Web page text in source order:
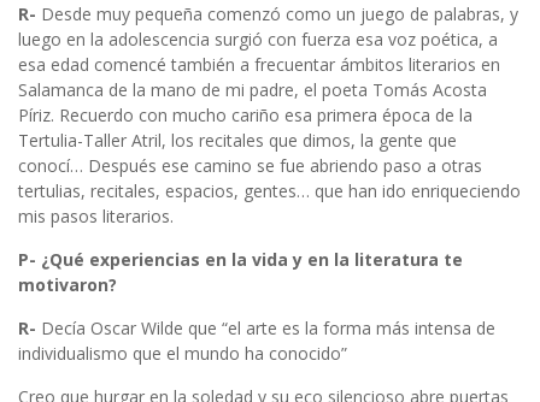
R- Desde muy pequeña comenzó como un juego de palabras, y
luego en la adolescencia surgió con fuerza esa voz poética, a
esa edad comencé también a frecuentar ámbitos literarios en
Salamanca de la mano de mi padre, el poeta Tomás Acosta
Píriz. Recuerdo con mucho cariño esa primera época de la
Tertulia-Taller Atril, los recitales que dimos, la gente que
conocí… Después ese camino se fue abriendo paso a otras
tertulias, recitales, espacios, gentes… que han ido enriqueciendo
mis pasos literarios.
P- ¿Qué experiencias en la vida y en la literatura te
motivaron?
R- Decía Oscar Wilde que “el arte es la forma más intensa de
individualismo que el mundo ha conocido”
Creo que hurgar en la soledad y su eco silencioso abre puertas